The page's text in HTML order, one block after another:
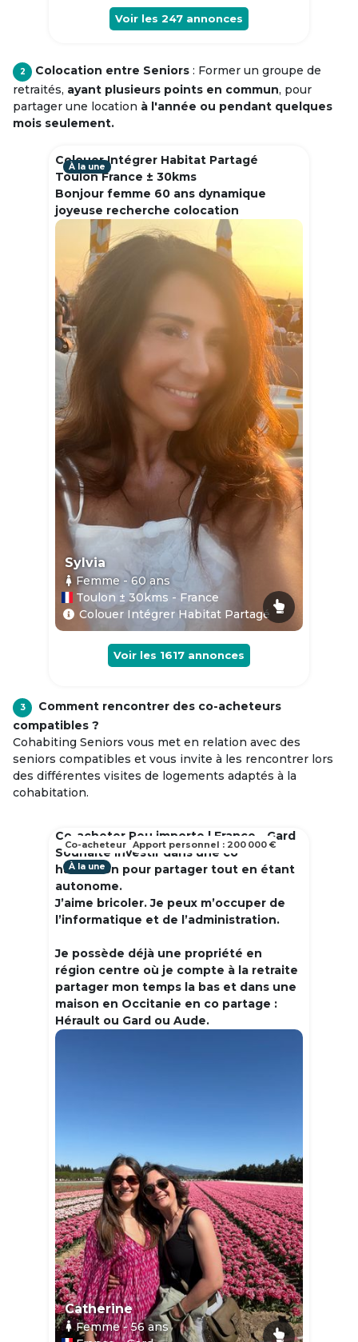
Voir les 247 annonces
2 Colocation entre Seniors : Former un groupe de
retraités, ayant plusieurs points en commun, pour
partager une location à l'année ou pendant quelques
mois seulement.
Colouer Intégrer Habitat Partagé
Toulon France ± 30kms
Bonjour femme 60 ans dynamique
joyeuse recherche colocation
À la une
Sylvia
Femme - 60ans
Toulon ± 30kms - France
Colouer Intégrer Habitat Partagé
Voir les 1617 annonces
3
Comment rencontrer des co-acheteurs
compatibles ?
Cohabiting Seniors vous met en relation avec des
seniors compatibles et vous invite à les rencontrer lors
des différentes visites de logements adaptés à la
cohabitation.
Co-acheter Peu importe | France - Gard
Souhaite investir dans une co
habitation pour partager tout en étant
autonome.
J’aime bricoler. Je peux m’occuper de
l’informatique et de l’administration.
Je possède déjà une propriété en
région centre où je compte à la retraite
partager mon temps la bas et dans une
maison en Occitanie en co partage :
Hérault ou Gard ou Aude.
À la une
Catherine
Femme- 56ans
Co-acheteur Apport personnel : 200 000 €